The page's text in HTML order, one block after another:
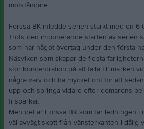
motståndare
Forssa BK inledde serien starkt med en
Trots den imponerande starten av serien
som har något övertag under den första
Näsviken som skapar de flesta
stor koncentration på att falla till marken
några varv och ha mycket ont för att
upp och springa vidare efter domarens
frisparkar.
Men det är Forssa BK som tar ledningen i
väl avvägt skott från vänsterkanten i dålig